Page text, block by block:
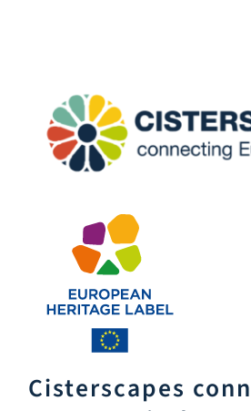
Cisterscapes